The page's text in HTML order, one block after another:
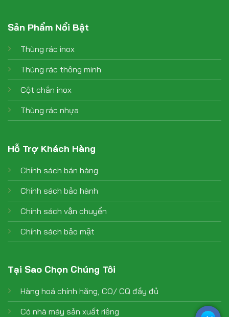
Sản Phẩm Nổi Bật
Thùng rác inox
Thùng rác thông minh
Cột chắn inox
Thùng rác nhựa
Hỗ Trợ Khách Hàng
Chính sách bán hàng
Chính sách bảo hành
Chính sách vận chuyển
Chính sách bảo mật
Tại Sao Chọn Chúng Tôi
Hàng hoá chính hãng, CO/ CQ đầy đủ
Có nhà máy sản xuất riêng